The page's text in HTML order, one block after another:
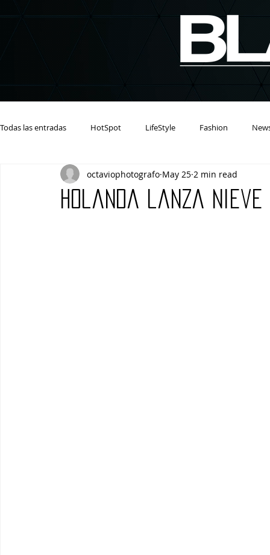
Todas las entradas HotSpot LifeStyle Fashion
Holanda lanza Nieve
octaviophotografo May 25 2 min read